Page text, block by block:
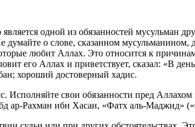
одной из обязанностей мусульман
о слове, сказанном мусульманином,
любит Аллах. Это относится к
его Аллах и приветствует, сказал: «В
хороший достоверный хадис.
свои обязанности пред Аллахом
ар-Рахман ибн Хасан, «Фатх аль-Маджид»